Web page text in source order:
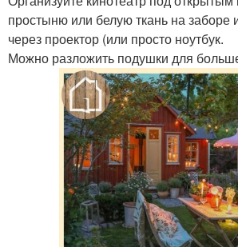
простыню или белую ткань на заборе
через проектор (или просто ноутбук.
Можно разложить подушки для